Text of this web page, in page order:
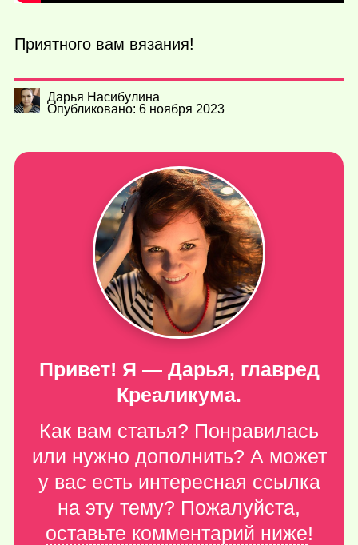
Приятного вам вязания!
Дарья Насибулина
Опубликовано: 6 ноября 2023
Привет! Я — Дарья, главред
Креаликума.
Как вам статья? Понравилась
или нужно дополнить? А может
у вас есть интересная ссылка
на эту тему? Пожалуйста,
оставьте комментарий ниже!